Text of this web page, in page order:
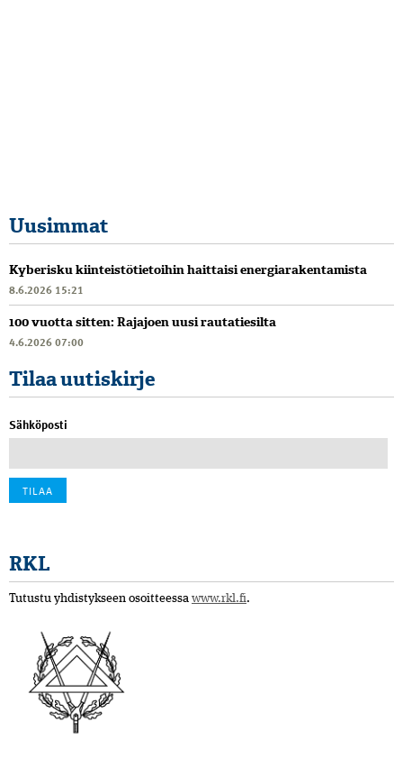
Uusimmat
Kyberisku kiinteistötietoihin haittaisi energiarakentamista
8.6.2026 15:21
100 vuotta sitten: Rajajoen uusi rautatiesilta
4.6.2026 07:00
Tilaa uutiskirje
Sähköposti
RKL
Tutustu yhdistykseen osoitteessa www.rkl.fi.